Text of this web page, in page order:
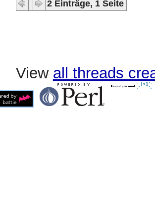
2 Einträge, 1 Seite
View all threads